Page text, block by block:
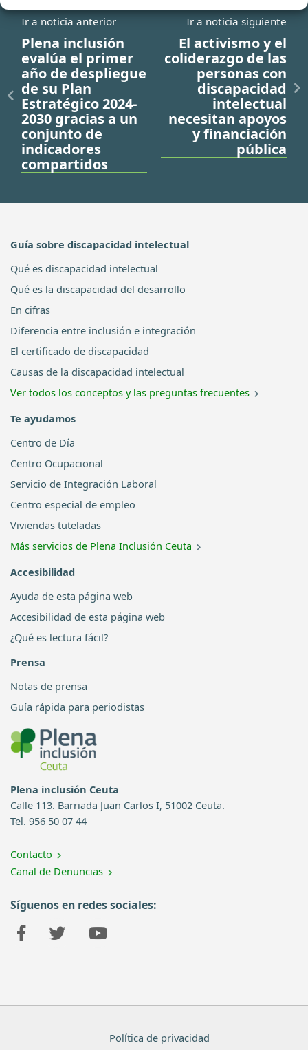
Ir a noticia anterior
Plena inclusión
evalúa el primer
año de despliegue
de su Plan
Estratégico 2024-
2030 gracias a un
conjunto de
indicadores
compartidos
Ir a noticia siguiente
El activismo y el
coliderazgo de las
personas con
discapacidad
intelectual
necesitan apoyos
y financiación
pública
Guía sobre discapacidad intelectual
Qué es discapacidad intelectual
Qué es la discapacidad del desarrollo
En cifras
Diferencia entre inclusión e integración
El certificado de discapacidad
Causas de la discapacidad intelectual
Ver todos los conceptos y las preguntas frecuentes
Te ayudamos
Centro de Día
Centro Ocupacional
Servicio de Integración Laboral
Centro especial de empleo
Viviendas tuteladas
Más servicios de Plena Inclusión Ceuta
Accesibilidad
Ayuda de esta página web
Accesibilidad de esta página web
¿Qué es lectura fácil?
Prensa
Notas de prensa
Guía rápida para periodistas
Plena inclusión Ceuta
Calle 113. Barriada Juan Carlos I, 51002 Ceuta.
Tel. 956 50 07 44
Contacto
Canal de Denuncias
Síguenos en redes sociales:
Política de privacidad